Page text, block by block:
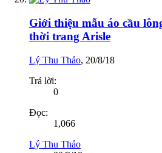
Giới thiệu mẫu áo cầu
thời trang Arisle
Lý Thu Thảo, 20/8/18
Trả lời:
0
Đọc:
1,066
Lý Thu Thảo